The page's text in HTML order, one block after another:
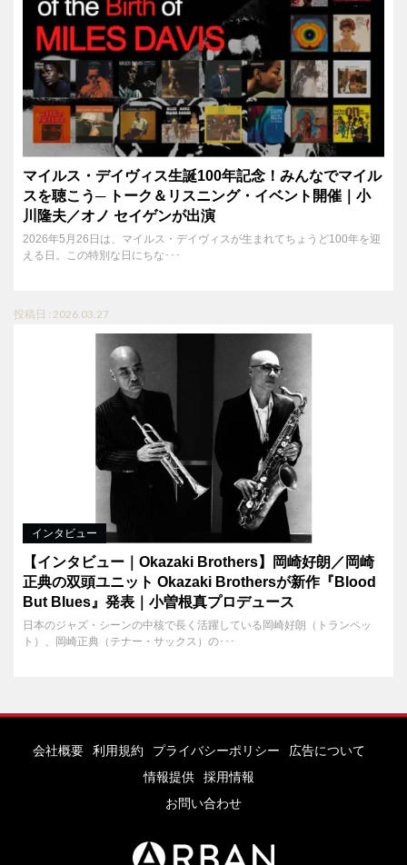
マイルス・デイヴィス生誕100年記念！みんなでマイル
スを聴こう─ トーク＆リスニング・イベント開催｜小
川隆夫／オノ セイゲンが出演
2026年5月26日は、マイルス・デイヴィスが生まれてちょうど100年を迎
える日。この特別な日にちな･･･
投稿日 : 2026.03.27
インタビュー
【インタビュー｜Okazaki Brothers】岡崎好朗／岡崎
正典の双頭ユニット Okazaki Brothersが新作『Blood
But Blues』発表｜小曽根真プロデュース
日本のジャズ・シーンの中核で長く活躍している岡崎好朗（トランペッ
ト）、岡崎正典（テナー・サックス）の･･･
会社概要 利用規約 プライバシーポリシー
広告について
情報提供
採用情報
お問い合わせ